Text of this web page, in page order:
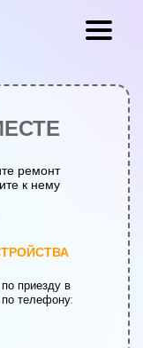
ремонт
к нему
приезду в
телефону: